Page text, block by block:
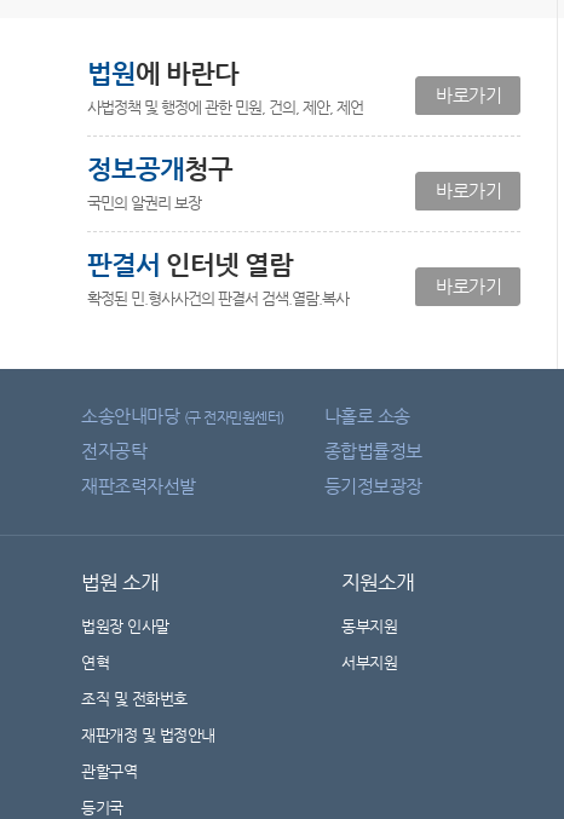
법원에 바란다
사법정책 및 행정에 관한 민원, 건의, 제안, 제언
바로가기
정보공개청구
국민의 알권리 보장
바로가기
판결서 인터넷 열람
확정된 민.형사사건의 판결서 검색.열람.복사
바로가기
소송안내마당 (구 전자민원센터) 나홀로 소송
전자공탁
종합법률정보
재판조력자선발
등기정보광장
법원 소개
법원장 인사말
연혁
조직 및 전화번호
재판개정 및 법정안내
관할구역
등기국
지원소개
동부지원
서부지원